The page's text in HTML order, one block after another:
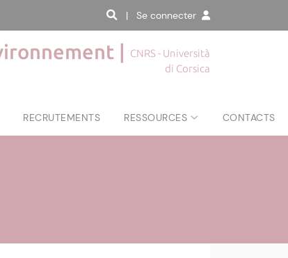
| Se connecter
|
CNRS - Università
di Corsica
RECRUTEMENTS RESSOURCES CONTACTS